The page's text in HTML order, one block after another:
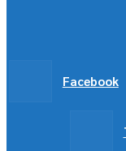
Facebook